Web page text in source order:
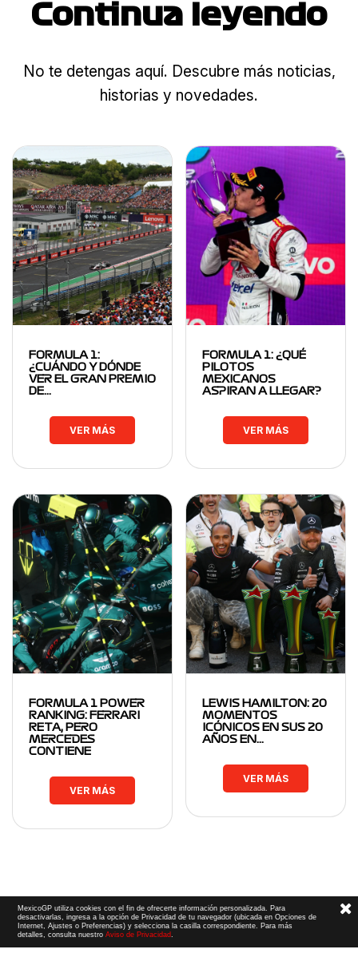
Continua leyendo
No te detengas aquí. Descubre más noticias,
historias y novedades.
FORMULA 1:
¿CUÁNDO Y DÓNDE
VER EL GRAN PREMIO
DE…
VER MÁS
FORMULA 1: ¿QUÉ
PILOTOS
MEXICANOS
ASPIRAN A LLEGAR?
VER MÁS
FORMULA 1 POWER
RANKING: FERRARI
RETA, PERO
MERCEDES
CONTIENE
VER MÁS
LEWIS HAMILTON: 20
MOMENTOS
ICÓNICOS EN SUS 20
AÑOS EN…
VER MÁS
MexicoGP utiliza cookies con el fin de ofrecerte información personalizada. Para
desactivarlas, ingresa a la opción de Privacidad de tu navegador (ubicada en Opciones de
Internet, Ajustes o Preferencias) y selecciona la casilla correspondiente. Para más
detalles, consulta nuestroAviso de Privacidad.